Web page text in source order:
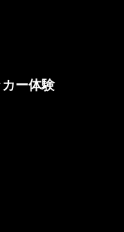
カー体験